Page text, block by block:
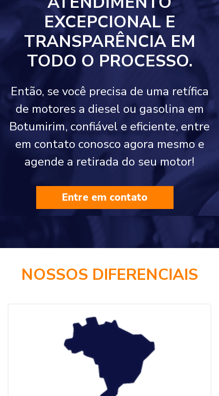
EXCEPCIONAL E
TRANSPARÊNCIA EM
TODO O PROCESSO.
Então, se você precisa de uma retífica
de motores a diesel ou gasolina em
Botumirim, confiável e eficiente, entre
em contato conosco agora mesmo e
agende a retirada do seu motor!
Entre em contato
NOSSOS DIFERENCIAIS